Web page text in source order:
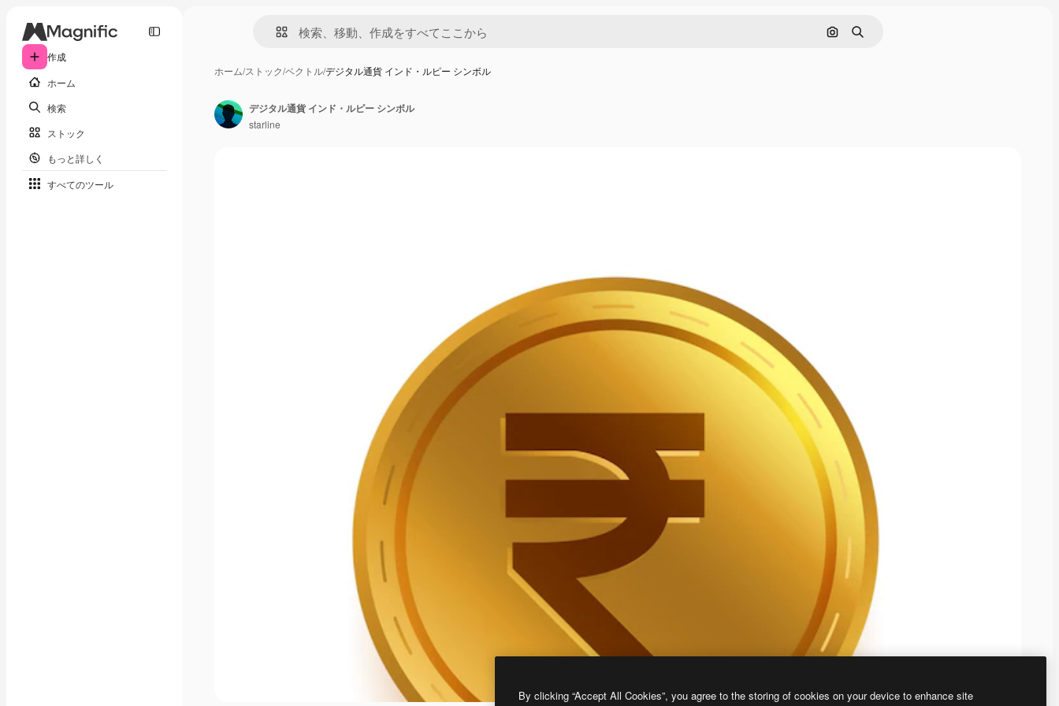
作成
ホーム
検索
ストック
もっと詳しく
すべてのツール
画像で検索
検索
ホーム/ストック/ベクトル/デジタル通貨 インド・ルピー シンボル
デジタル通貨 インド・ルピー シンボル
starline
By clicking “Accept All Cookies”, you agree to the storing of cookies on your device to enhance site